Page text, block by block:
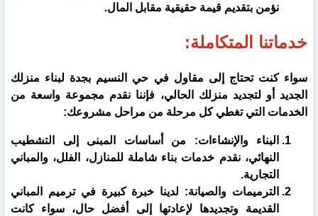
نؤمن بتقديم قيمة حقيقية مقابل المال.
خدماتنا المتكاملة:
​سواء كنت تحتاج إلى مقاول في حي النسيم بجدة لبناء منزلك
الجديد أو لتجديد منزلك الحالي، فإننا نقدم مجموعة واسعة من
الخدمات التي تغطي كل مرحلة من مراحل مشروعك:
​البناء والإنشاءات: من أساسات المبنى إلى التشطيب
النهائي، نقدم خدمات بناء شاملة للمنازل، الفلل، والمباني
التجارية.
​الترميمات والصيانة: لدينا خبرة كبيرة في ترميم المباني
القديمة وتجديدها لإعادتها إلى أفضل حال، سواء كانت